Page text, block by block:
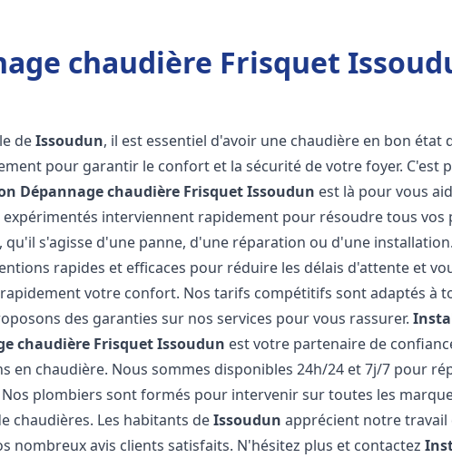
chaudière Frisquet
deIssoudun, il est essentiel d'avoir une chaudière en bon état
pour garantir le confort et la sécurité de votre foyer. C'est
Dépannage chaudière FrisquetIssoudun est là pour vous
interviennent rapidement pour résoudre tous vos
qu'il s'agisse d'une panne, d'une réparation ou d'une
rapides et efficaces pour réduire les délais d'attente et
votre confort. Nos tarifs compétitifs sont adaptés à
des garanties sur nos services pour vous rassurer.
chaudière FrisquetIssoudun est votre partenaire de
en chaudière. Nous sommes disponibles 24h/24 et 7j/7 pour
plombiers sont formés pour intervenir sur toutes les
chaudières. Les habitants deIssoudun apprécient notre travail
nombreux avis clients satisfaits. N'hésitez plus et contactez